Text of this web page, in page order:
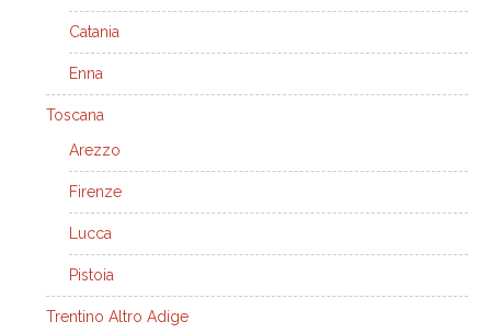
Catania
Enna
Toscana
Arezzo
Firenze
Lucca
Pistoia
Trentino Altro Adige